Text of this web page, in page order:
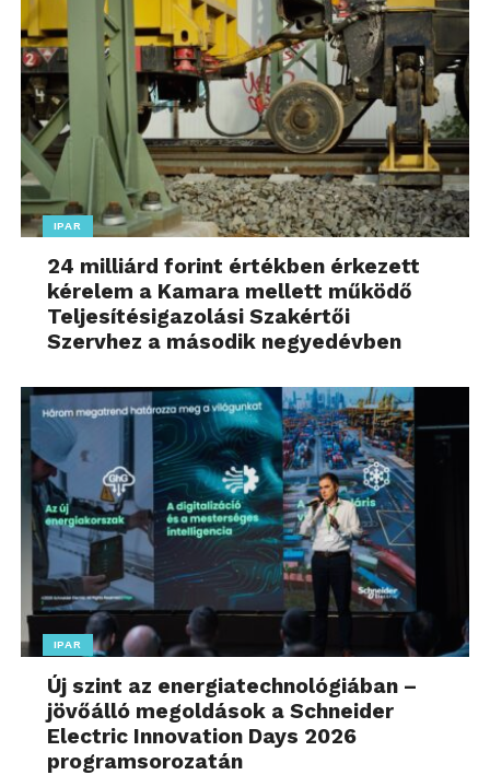
IPAR
24 milliárd forint értékben érkezett
kérelem a Kamara mellett működő
Teljesítésigazolási Szakértői
Szervhez a második negyedévben
IPAR
Új szint az energiatechnológiában –
jövőálló megoldások a Schneider
Electric Innovation Days 2026
programsorozatán